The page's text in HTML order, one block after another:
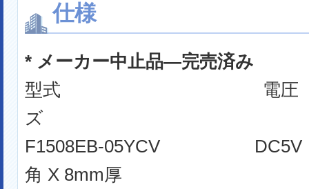
仕様
* メーカー中止品―完売済み
型式 電
ズ
F1508EB-05YCV
角 X 8mm厚